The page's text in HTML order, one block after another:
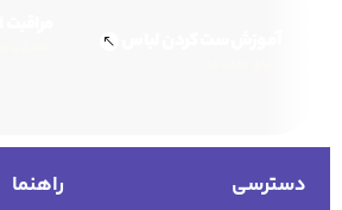
دسترسی راهنما